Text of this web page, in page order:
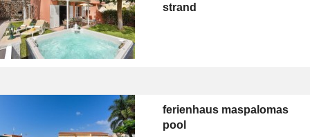
strand
ferienhaus maspalomas
pool